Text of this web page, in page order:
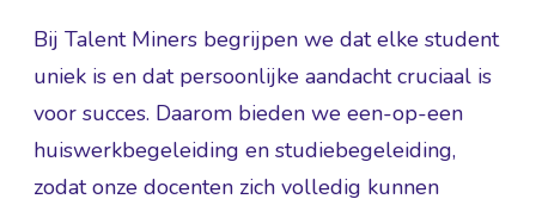
Bij Talent Miners begrijpen we dat elke student
uniek is en dat persoonlijke aandacht cruciaal is
voor succes. Daarom bieden we een-op-een
huiswerkbegeleiding en studiebegeleiding,
zodat onze docenten zich volledig kunnen